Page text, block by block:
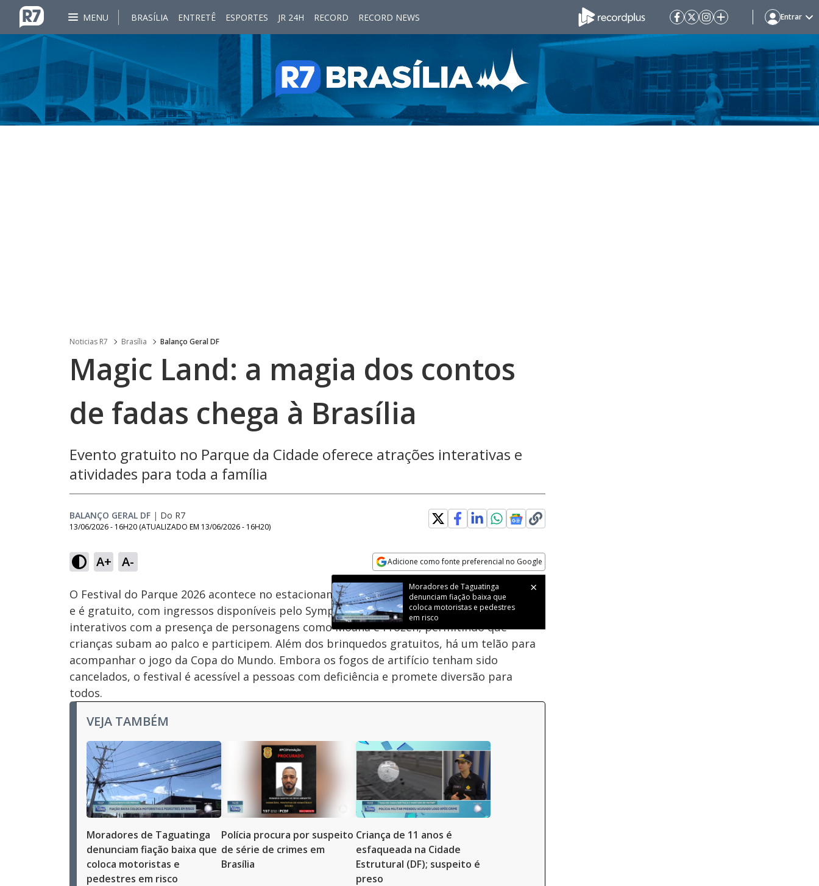
MENU BRASÍLIA ENTRETÊ ESPORTES JR 24H RECORD RECORD NEWS Entrar
Noticias R7 Brasília Balanço Geral DF
Magic Land: a magia dos contos
de fadas chega à Brasília
Evento gratuito no Parque da Cidade oferece atrações interativas e
atividades para toda a família
BALANÇO GERAL DF | Do R7
13/06/2026 - 16H20 (ATUALIZADO EM 13/06/2026 - 16H20)
A+ A- Adicione como fonte preferencial no Google
Opens in new window
Moradores de Taguatinga
denunciam fiação baixa que
coloca motoristas e pedestres
em risco
Ativar
Som
15.10%
Velocidade
O Festival do Parque 2026 acontece no estacionamento 9 do Parque da Cidade em Brasília
e é gratuito, com ingressos disponíveis pelo Sympla. O evento oferece espetáculos
interativos com a presença de personagens como Moana e Frozen, permitindo que
crianças subam ao palco e participem. Além dos brinquedos gratuitos, há um telão para
acompanhar o jogo da Copa do Mundo. Embora os fogos de artifício tenham sido
cancelados, o festival é acessível a pessoas com deficiência e promete diversão para
todos.
VEJA TAMBÉM
Moradores de Taguatinga
denunciam fiação baixa que
coloca motoristas e
pedestres em risco
Polícia procura por suspeito
de série de crimes em
Brasília
Criança de 11 anos é
esfaqueada na Cidade
Estrutural (DF); suspeito é
preso